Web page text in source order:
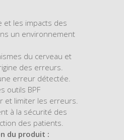
et les impacts des
un environnement
du cerveau et
des erreurs.
erreur détectée.
outils BPF
et limiter les erreurs.
à la sécurité des
des patients.
du produit :